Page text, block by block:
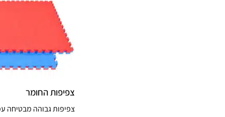
צפיפות החומר
צפיפות גבוהה מבטיחה